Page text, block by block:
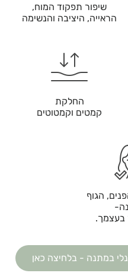
שיפור תפקוד המוח,
הראייה, היציבה והנשימה
החלקת
קמטים וקמטוטים
הגוף
בעצמך.
במתנה - בלחיצה כאן